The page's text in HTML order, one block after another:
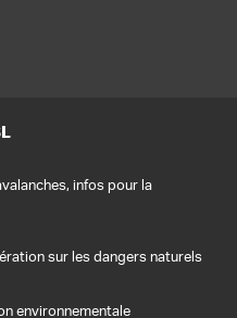
infos pour la
sur les dangers naturels